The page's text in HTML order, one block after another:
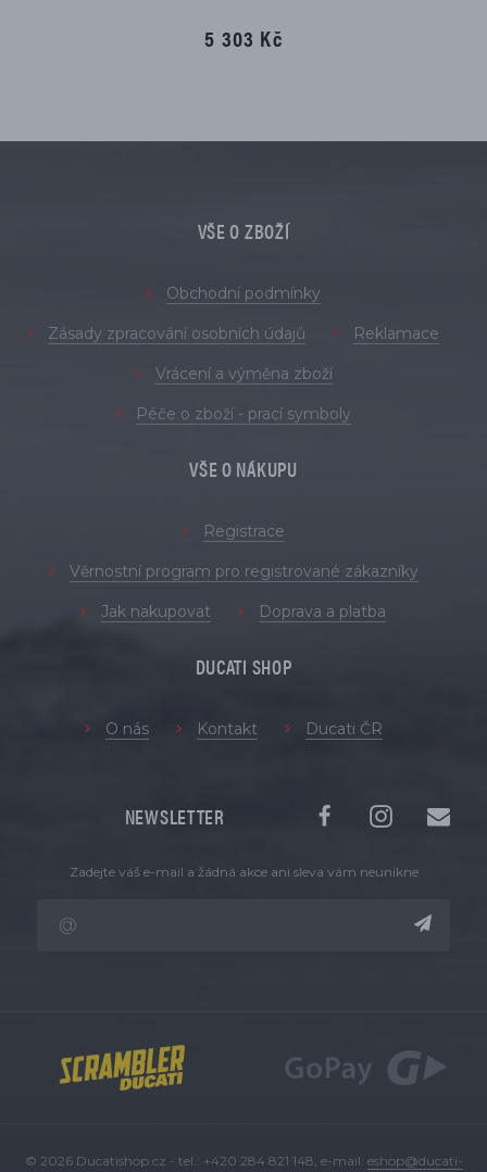
5 303 Kč
VŠE O ZBOŽÍ
Obchodní podmínky
Zásady zpracování osobních údajů Reklamace
Vrácení a výměna zboží
Péče o zboží - prací symboly
VŠE O NÁKUPU
Registrace
Věrnostní program pro registrované zákazníky
Jak nakupovat Doprava a platba
DUCATI SHOP
O nás Kontakt Ducati ČR
NEWSLETTER
Zadejte váš e-mail a žádná akce ani sleva vám neunikne
© 2026 Ducatishop.cz - tel.: +420 284 821 148, e-mail: eshop@ducati-